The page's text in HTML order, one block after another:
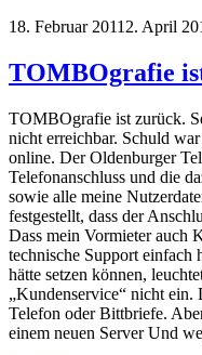
18. Februar 2011 2. April
TOMBOgrafie
TOMBOgrafie ist zurück.
nicht erreichbar. Schuld
online. Der Oldenburger
Telefonanschluss und die
sowie alle meine
festgestellt, dass der
Dass mein Vormieter auch
technische Support einfach
hätte setzen können,
„Kundenservice“ nicht ein.
Telefon oder Bittbriefe.
einem neuen Server Und